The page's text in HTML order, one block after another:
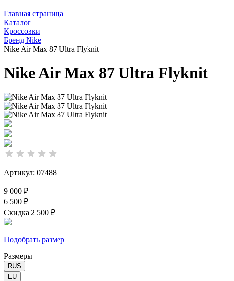
Главная страница
Каталог
Кроссовки
Бренд Nike
Nike Air Max 87 Ultra Flyknit
Nike Air Max 87 Ultra Flyknit
Артикул: 07488
9 000 ₽
6 500 ₽
Скидка 2 500 ₽
Подобрать размер
Размеры
RUS
EU